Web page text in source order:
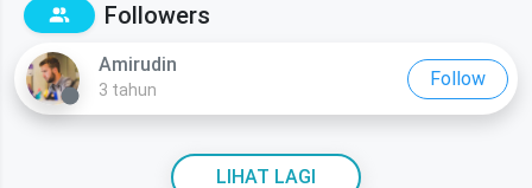
Followers
Amirudin
3 tahun
Follow
LIHAT LAGI